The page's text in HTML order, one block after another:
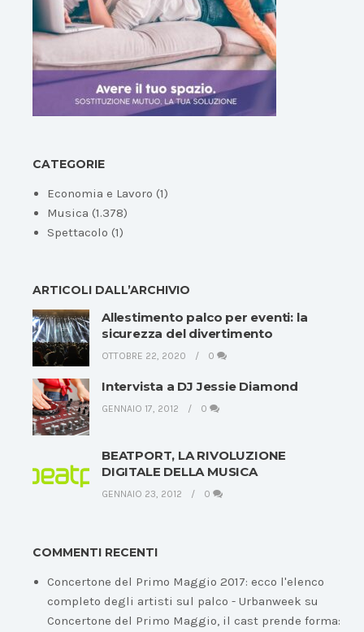
CATEGORIE
Economia e Lavoro (1)
Musica (1.378)
Spettacolo (1)
ARTICOLI DALL’ARCHIVIO
Allestimento palco per eventi: la
sicurezza del divertimento
OTTOBRE 22, 2020 0
Intervista a DJ Jessie Diamond
GENNAIO 17, 2012 0
BEATPORT, LA RIVOLUZIONE
DIGITALE DELLA MUSICA
GENNAIO 23, 2012 0
COMMENTI RECENTI
Concertone del Primo Maggio 2017: ecco l'elenco
completo degli artisti sul palco - Urbanweek su
Concertone del Primo Maggio, il cast prende forma: